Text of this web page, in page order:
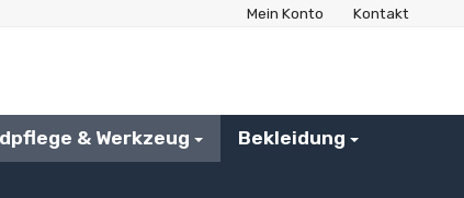
Mein Konto Kontakt
& Werkzeug Bekleidung